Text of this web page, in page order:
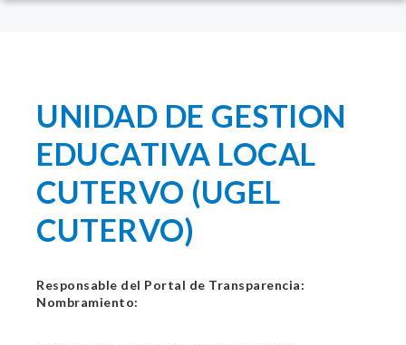
UNIDAD DE GESTION
EDUCATIVA LOCAL
CUTERVO (UGEL
CUTERVO)
Responsable del Portal de Transparencia:
Nombramiento: